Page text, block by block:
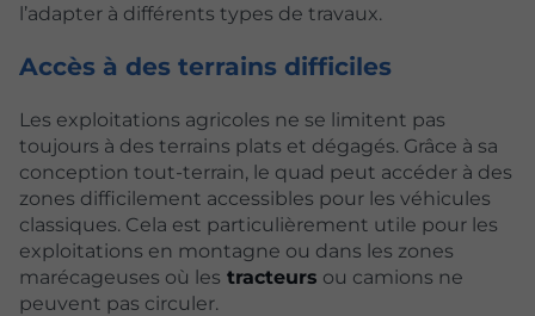
l’adapter à différents types de travaux.
Accès à des terrains difficiles
Les exploitations agricoles ne se limitent pas
toujours à des terrains plats et dégagés. Grâce à sa
conception tout-terrain, le quad peut accéder à des
zones difficilement accessibles pour les véhicules
classiques. Cela est particulièrement utile pour les
exploitations en montagne ou dans les zones
marécageuses où les tracteurs ou camions ne
peuvent pas circuler.